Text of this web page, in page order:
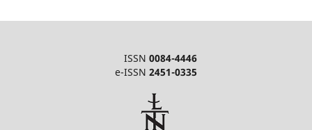
ISSN 0084-4446
e-ISSN 2451-0335